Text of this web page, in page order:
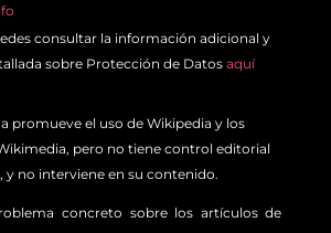
consultar la información adicional y
sobre Protección de Datos aquí
promueve el uso de Wikipedia y los
pero no tiene control editorial
y no interviene en su contenido.
concreto sobre los artículos de